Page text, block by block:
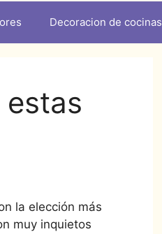
Decoracion de cocinas
la elección más
muy inquietos